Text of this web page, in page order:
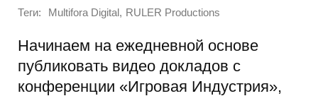
Теги: Multifora Digital, RULER Productions
Начинаем на ежедневной основе
публиковать видео докладов с
конференции «Игровая Индустрия»,